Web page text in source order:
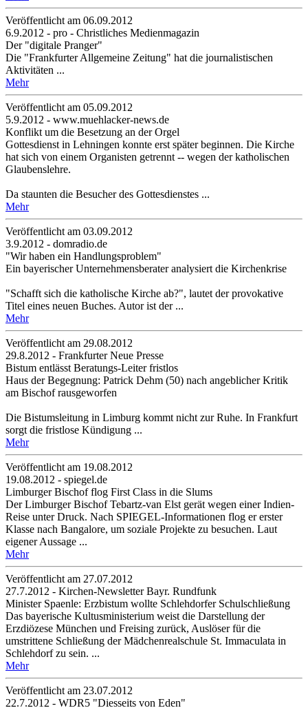
Veröffentlicht am 06­.09.2012
6.9.2012 - pro - Christliches Medienmagazin
Der "digitale Pranger"
Die "Frankfurter Allgemeine Zeitung" hat die journalistischen
Aktivitäten ...
Mehr
Veröffentlicht am 05­.09.2012
5.9.2012 - www.muehlacker-news.de
Konflikt um die Besetzung an der Orgel
Gottesdienst in Lehningen konnte erst später beginnen. Die Kirche
hat sich von einem Organisten getrennt -- wegen der katholischen
Glaubenslehre.
Da staunten die Besucher des Gottesdienstes ...
Mehr
Veröffentlicht am 03­.09.2012
3.9.2012 - domradio.de
"Wir haben ein Handlungsproblem"
Ein bayerischer Unternehmensberater analysiert die Kirchenkrise
"Schafft sich die katholische Kirche ab?", lautet der provokative
Titel eines neuen Buches. Autor ist der ...
Mehr
Veröffentlicht am 29­.08.2012
29.8.2012 - Frankfurter Neue Presse
Bistum entlässt Beratungs-Leiter fristlos
Haus der Begegnung: Patrick Dehm (50) nach angeblicher Kritik
am Bischof rausgeworfen
Die Bistumsleitung in Limburg kommt nicht zur Ruhe. In Frankfurt
sorgt die fristlose Kündigung ...
Mehr
Veröffentlicht am 19­.08.2012
19.08.2012 - spiegel.de
Limburger Bischof flog First Class in die Slums
Der Limburger Bischof Tebartz-van Elst gerät wegen einer Indien-
Reise unter Druck. Nach SPIEGEL-Informationen flog er erster
Klasse nach Bangalore, um soziale Projekte zu besuchen. Laut
eigener Aussage ...
Mehr
Veröffentlicht am 27­.07.2012
27.7.2012 - Kirchen-Newsletter Bayr. Rundfunk
Minister Spaenle: Erzbistum wollte Schlehdorfer Schulschließung
Das bayerische Kultusministerium weist die Darstellung der
Erzdiözese München und Freising zurück, Auslöser für die
umstrittene Schließung der Mädchenrealschule St. Immaculata in
Schlehdorf zu sein. ...
Mehr
Veröffentlicht am 23­.07.2012
22.7.2012 - WDR5 "Diesseits von Eden"